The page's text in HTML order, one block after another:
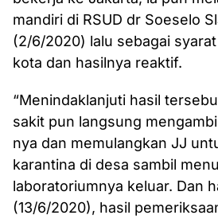
mandiri di RSUD dr Soeselo
(2/6/2020) lalu sebagai
kota dan hasilnya reaktif.
“Menindaklanjuti hasil
sakit pun langsung
nya dan memulangkan JJ
karantina di desa sambil
laboratoriumnya keluar. Dan
(13/6/2020), hasil